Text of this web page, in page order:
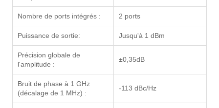
Nombre de ports intégrés : 2 ports
Puissance de sortie: Jusqu'à 1 dBm
Précision globale de
l'amplitude :
±0,35dB
Bruit de phase à 1 GHz
(décalage de 1 MHz) :
-113 dBc/Hz